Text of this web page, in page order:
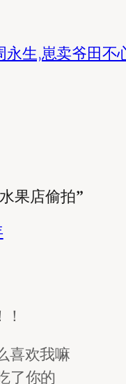
永生,崽卖爷田不
果店偷拍”
喜欢我嘛
了你的